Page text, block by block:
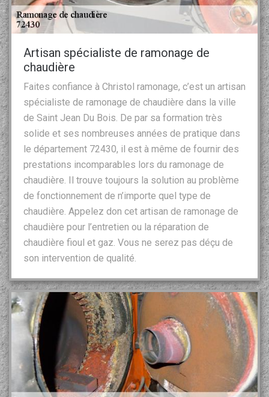
Artisan spécialiste de ramonage de
chaudière
Faites confiance à Christol ramonage, c’est un artisan
spécialiste de ramonage de chaudière dans la ville
de Saint Jean Du Bois. De par sa formation très
solide et ses nombreuses années de pratique dans
le département 72430, il est à même de fournir des
prestations incomparables lors du ramonage de
chaudière. Il trouve toujours la solution au problème
de fonctionnement de n’importe quel type de
chaudière. Appelez don cet artisan de ramonage de
chaudière pour l’entretien ou la réparation de
chaudière fioul et gaz. Vous ne serez pas déçu de
son intervention de qualité.